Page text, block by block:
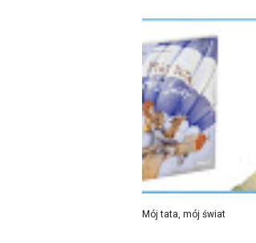
Mój tata, mój świat